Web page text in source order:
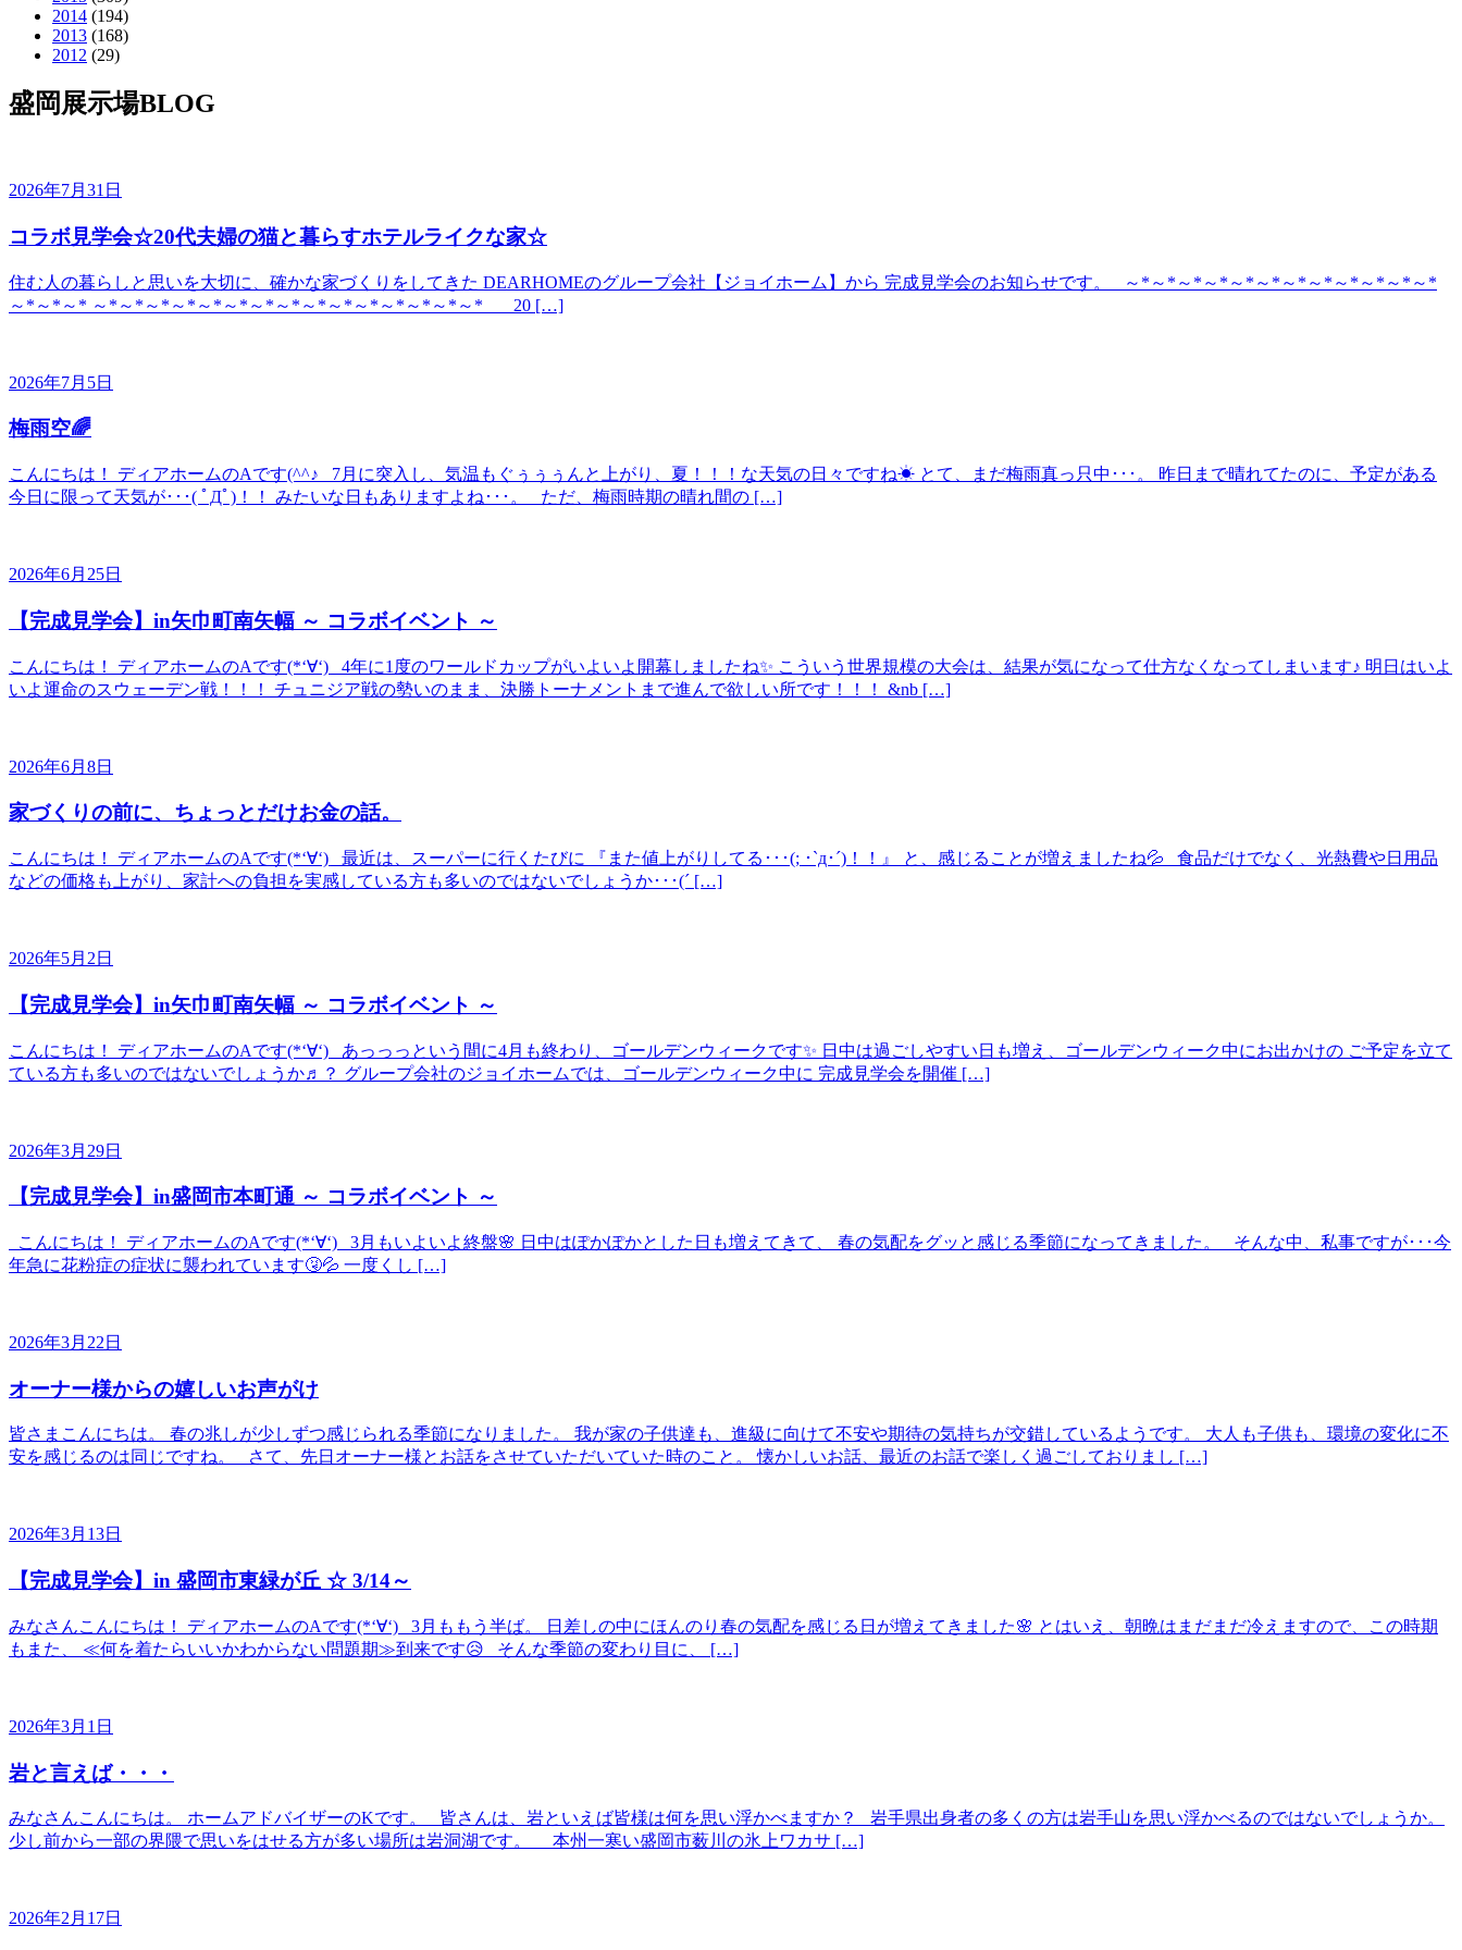
2014 (194)
2013 (168)
2012 (29)
盛岡展示場BLOG
2026年7月31日
コラボ見学会☆20代夫婦の猫と暮らすホテルライクな家☆
住む人の暮らしと思いを大切に、確かな家づくりをしてきた DEARHOMEのグループ会社【ジョイホーム】から 完成見学会のお知らせです。 ～*～*～*～*～*～*～*～*～*～*～*～*
～*～*～* ～*～*～*～*～*～*～*～*～*～*～*～*～*～*～* 20 […]
2026年7月5日
梅雨空🌈
こんにちは！ ディアホームのAです(^^♪ 7月に突入し、気温もぐぅぅぅんと上がり、夏！！！な天気の日々ですね☀ とて、まだ梅雨真っ只中･･･。 昨日まで晴れてたのに、予定がある
今日に限って天気が･･･( ﾟДﾟ)！！ みたいな日もありますよね･･･。 ただ、梅雨時期の晴れ間の […]
2026年6月25日
【完成見学会】in矢巾町南矢幅 ～ コラボイベント ～
こんにちは！ ディアホームのAです(*‘∀‘) 4年に1度のワールドカップがいよいよ開幕しましたね✨ こういう世界規模の大会は、結果が気になって仕方なくなってしまいます♪ 明日はいよ
いよ運命のスウェーデン戦！！！ チュニジア戦の勢いのまま、決勝トーナメントまで進んで欲しい所です！！！ &nb […]
2026年6月8日
家づくりの前に、ちょっとだけお金の話。
こんにちは！ ディアホームのAです(*‘∀‘) 最近は、スーパーに行くたびに 『また値上がりしてる･･･(; ･`д･´)！！』 と、感じることが増えましたね💦 食品だけでなく、光熱費や日用品
などの価格も上がり、家計への負担を実感している方も多いのではないでしょうか･･･(´ […]
2026年5月2日
【完成見学会】in矢巾町南矢幅 ～ コラボイベント ～
こんにちは！ ディアホームのAです(*‘∀‘) あっっっという間に4月も終わり、ゴールデンウィークです✨ 日中は過ごしやすい日も増え、ゴールデンウィーク中にお出かけの ご予定を立て
ている方も多いのではないでしょうか♬？ グループ会社のジョイホームでは、ゴールデンウィーク中に 完成見学会を開催 […]
2026年3月29日
【完成見学会】in盛岡市本町通 ～ コラボイベント ～
こんにちは！ ディアホームのAです(*‘∀‘) 3月もいよいよ終盤🌸 日中はぽかぽかとした日も増えてきて、 春の気配をグッと感じる季節になってきました。 そんな中、私事ですが･･･今
年急に花粉症の症状に襲われています🤧💦 一度くし […]
2026年3月22日
オーナー様からの嬉しいお声がけ
皆さまこんにちは。 春の兆しが少しずつ感じられる季節になりました。 我が家の子供達も、進級に向けて不安や期待の気持ちが交錯しているようです。 大人も子供も、環境の変化に不
安を感じるのは同じですね。 さて、先日オーナー様とお話をさせていただいていた時のこと。 懐かしいお話、最近のお話で楽しく過ごしておりまし […]
2026年3月13日
【完成見学会】in 盛岡市東緑が丘 ☆ 3/14～
みなさんこんにちは！ ディアホームのAです(*‘∀‘) 3月ももう半ば。 日差しの中にほんのり春の気配を感じる日が増えてきました🌸 とはいえ、朝晩はまだまだ冷えますので、この時期
もまた、 ≪何を着たらいいかわからない問題期≫到来です😥 そんな季節の変わり目に、 […]
2026年3月1日
岩と言えば・・・
みなさんこんにちは。 ホームアドバイザーのKです。 皆さんは、岩といえば皆様は何を思い浮かべますか？ 岩手県出身者の多くの方は岩手山を思い浮かべるのではないでしょうか。
少し前から一部の界隈で思いをはせる方が多い場所は岩洞湖です。 本州一寒い盛岡市薮川の氷上ワカサ […]
2026年2月17日